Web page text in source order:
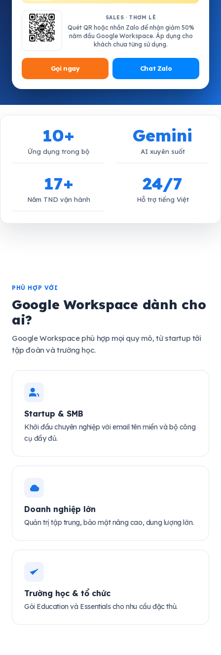
SALES · THƠM LÊ
Quét QR hoặc nhắn Zalo để nhận giảm 50%
năm đầu Google Workspace. Áp dụng cho
khách chưa từng sử dụng.
Gọi ngay Chat Zalo
10+
Ứng dụng trong bộ
Gemini
AI xuyên suốt
17+
Năm TND vận hành
24/7
Hỗ trợ tiếng Việt
PHÙ HỢP VỚI
Google Workspace dành cho
ai?
Google Workspace phù hợp mọi quy mô, từ startup tới
tập đoàn và trường học.
Startup & SMB
Khởi đầu chuyên nghiệp với email tên miền và bộ công
cụ đầy đủ.
Doanh nghiệp lớn
Quản trị tập trung, bảo mật nâng cao, dung lượng lớn.
Trường học & tổ chức
Gói Education và Essentials cho nhu cầu đặc thù.